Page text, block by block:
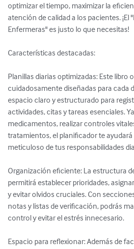
optimizar el tiempo, maximizar la
atención de calidad a los pacientes. ¡El
Enfermeras" es justo lo que necesitas!
Características destacadas:
Planillas diarias optimizadas: Este libro
cuidadosamente diseñadas para cada
espacio claro y estructurado para
actividades, citas y tareas esenciales.
medicamentos, realizar controles
tratamientos, el planificador te
meticuloso de tus responsabilidades
Organización eficiente: La estructura
permitirá establecer prioridades,
y evitar olvidos cruciales. Con
notas y listas de verificación, podrás
control y evitar el estrés innecesario.
Espacio para reflexionar: Además de